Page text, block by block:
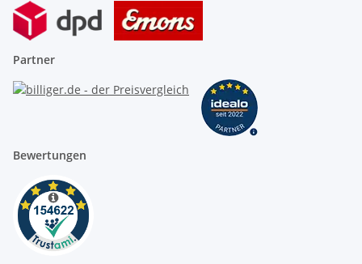
Partner
Bewertungen